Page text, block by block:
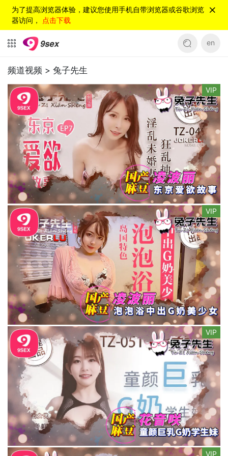
为了提高浏览器体验，建议您使用手机自带浏览器或谷歌浏览
器访问， 点击下载
en
频道视频 > 兔子先生
VIP
VIP
VIP
VIP